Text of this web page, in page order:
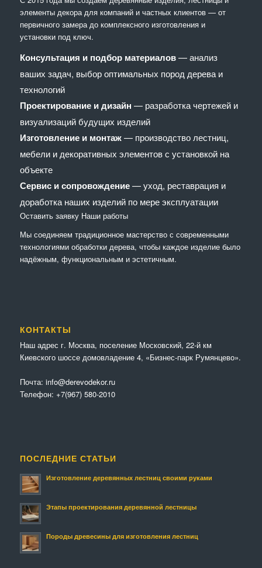
элементы декора для компаний и частных клиентов — от
первичного замера до комплексного изготовления и
установки под ключ.
Консультация и подбор материалов— анализ
ваших задач, выбор оптимальных пород дерева и
технологий
Проектирование и дизайн — разработка чертежей и
визуализаций будущих изделий
Изготовление и монтаж— производство лестниц,
мебели и декоративных элементов с установкой на
объекте
Сервис и сопровождение— уход, реставрация и
доработка наших изделий по мере эксплуатации
Оставить заявку Наши работы
Мы соединяем традиционное мастерство с современными
технологиями обработки дерева, чтобы каждое изделие было
надёжным, функциональным и эстетичным.
КОНТАКТЫ
Наш адрес г. Москва, поселение Московский, 22-й км
Киевского шоссе домовладение 4, «Бизнес-парк Румянцево».
Почта: info@derevodekor.ru
Телефон: +7(967) 580-2010
ПОСЛЕДНИЕ СТАТЬИ
Изготовление деревянных лестниц своими руками
Этапы проектирования деревянной лестницы
Породы древесины для изготовления лестниц